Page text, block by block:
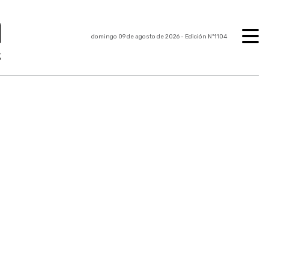
domingo 09 de agosto de 2026- Edición Nº1104